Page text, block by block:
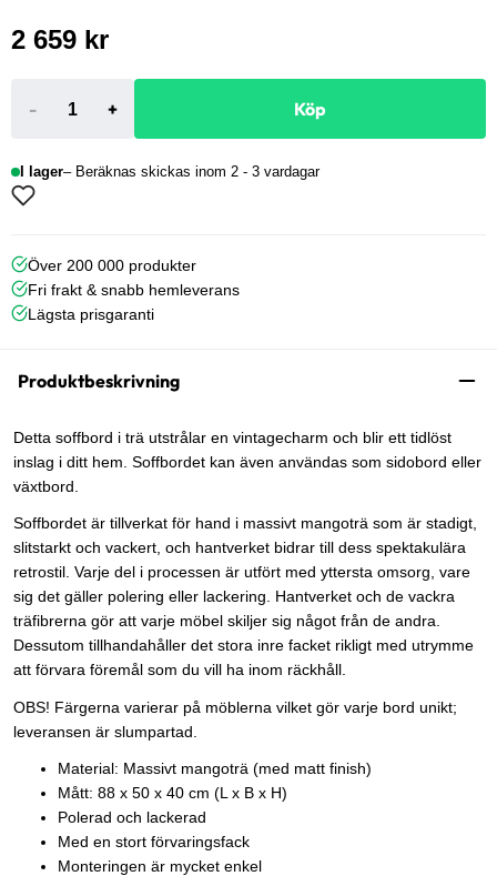
2 659 kr
- + Köp
I lager Beräknas skickas inom 2 - 3 vardagar
Över 200 000 produkter
Fri frakt & snabb hemleverans
Lägsta prisgaranti
Produktbeskrivning
Detta soffbord i trä utstrålar en vintagecharm och blir ett tidlöst
inslag i ditt hem. Soffbordet kan även användas som sidobord eller
växtbord.
Soffbordet är tillverkat för hand i massivt mangoträ som är stadigt,
slitstarkt och vackert, och hantverket bidrar till dess spektakulära
retrostil. Varje del i processen är utfört med yttersta omsorg, vare
sig det gäller polering eller lackering. Hantverket och de vackra
träfibrerna gör att varje möbel skiljer sig något från de andra.
Dessutom tillhandahåller det stora inre facket rikligt med utrymme
att förvara föremål som du vill ha inom räckhåll.
OBS! Färgerna varierar på möblerna vilket gör varje bord unikt;
leveransen är slumpartad.
Material: Massivt mangoträ (med matt finish)
Mått: 88 x 50 x 40 cm (L x B x H)
Polerad och lackerad
Med en stort förvaringsfack
Monteringen är mycket enkel